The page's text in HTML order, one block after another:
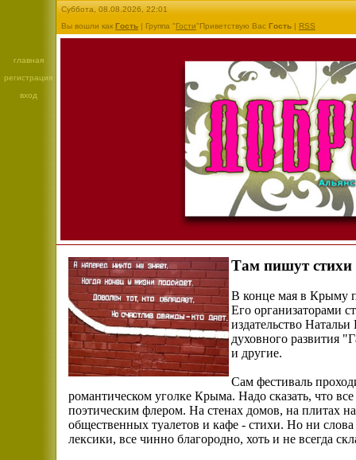
главная
регистрация
вход
Суббота, 08.08.2026, 22:01
Вы вошли как Гость | Группа "Гости"Приветствую Вас Гость | RSS
Там пишут стихи
В конце мая в Крыму
Его организаторами
издательство
духовного развития
и другие.
Сам фестиваль
романтическом уголке Крыма. Надо сказать, что
поэтическим флером. На стенах домов, на плитах
общественных туалетов и кафе - стихи. Но ни
лексики, все чинно благородно, хоть и не всегда